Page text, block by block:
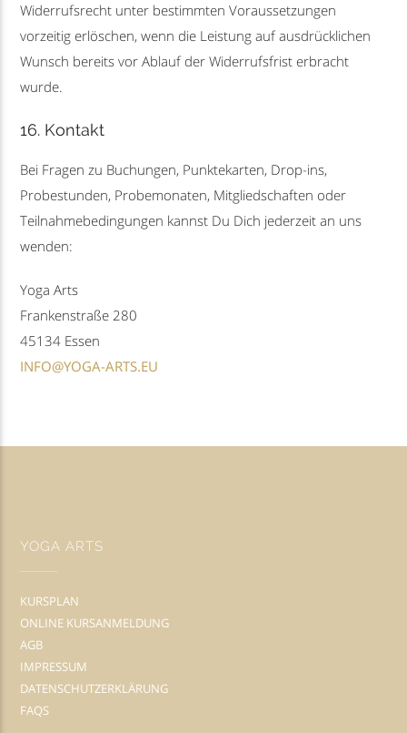
Widerrufsrecht unter bestimmten Voraussetzungen
vorzeitig erlöschen, wenn die Leistung auf ausdrücklichen
Wunsch bereits vor Ablauf der Widerrufsfrist erbracht
wurde.
16. Kontakt
Bei Fragen zu Buchungen, Punktekarten, Drop-ins,
Probestunden, Probemonaten, Mitgliedschaften oder
Teilnahmebedingungen kannst Du Dich jederzeit an uns
wenden:
Yoga Arts
Frankenstraße 280
45134 Essen
INFO@YOGA-ARTS.EU
YOGA ARTS
KURSPLAN
ONLINE KURSANMELDUNG
AGB
IMPRESSUM
DATENSCHUTZERKLÄRUNG
FAQS